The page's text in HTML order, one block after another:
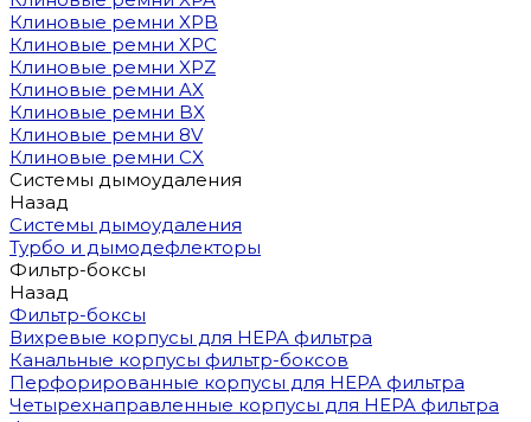
Клиновые ремни XPB
Клиновые ремни XPC
Клиновые ремни XPZ
Клиновые ремни AX
Клиновые ремни BX
Клиновые ремни 8V
Клиновые ремни CX
Системы дымоудаления
Назад
Системы дымоудаления
Турбо и дымодефлекторы
Фильтр-боксы
Назад
Фильтр-боксы
Вихревые корпусы для HEPA фильтра
Канальные корпусы фильтр-боксов
Перфорированные корпусы для HEPA фильтра
Четырехнаправленные корпусы для HEPA фильтра